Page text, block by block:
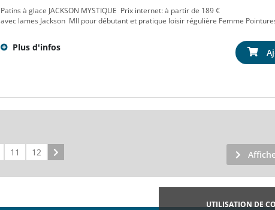
UTILISATION DE
Patins à glace JACKSON MYSTIQUE Prix internet: à partir de 189 €
avec lames Jackson MII pour débutant et pratique loisir régulière Femme
Plus d'infos
11 12